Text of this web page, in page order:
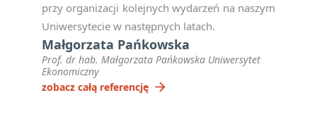
przy organizacji kolejnych wydarzeń na naszym
Uniwersytecie w następnych latach.
Małgorzata Pańkowska
Prof. dr hab. Małgorzata Pańkowska Uniwersytet
Ekonomiczny
zobacz całą referencję arrow_forward